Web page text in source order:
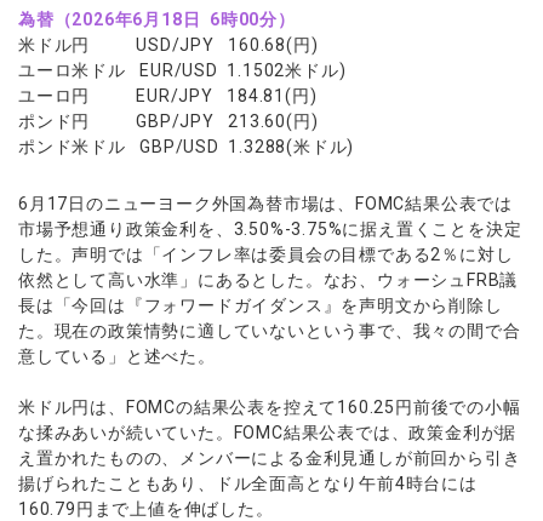
現物株式
ETF
株式CFD
株価指数CFD
エネルギーCFD
貴金属CFD
ソフトコモディティCFD
NEW
バトルCFD
ゼロカットとロスカット
スワップとロールオーバー
入出金方法
レバレッジ
NEW
約定率
取引時間
取引計算シミュレーター
注文執行ポリシー
経済指標・予測カレンダー
休眠口座と凍結口座
口座タイプ
法人のお客様
ゼロ口座
NEW
デモ口座
口座開設フォーム
必要書類
開設方法
プラットフォーム
MT5
MT4
cTrader
AXIORYポータル
ツール
MT4/MT5 ヒストリカルデータ
EA(エキスパートアドバイザー)
カスタムインジケーター
ストライク インジケータ
MQLシグナル
NEW
通貨インデックス
パートナー
パートナーシップ・プログラム
イントロデュース・パートナープログラム（IP）
ニュース
ニュースリリース
マーケットニュース
コーポレートニュース
キャンペーン
トレードガイド
NEW
会社概要
会社概要
役員紹介
お問合せ
よくあるご質問
日本語
عربى
English
Русский
ไทย
Tiếng Việt
口座開設する
デモ口座を開設する
為替（2026年6月18日 6時00分）
米ドル円 USD/JPY 160.68(円)
ユーロ米ドル EUR/USD 1.1502米ドル)
ユーロ円 EUR/JPY 184.81(円)
ポンド円 GBP/JPY 213.60(円)
ポンド米ドル GBP/USD 1.3288(米ドル)
6月17日のニューヨーク外国為替市場は、FOMC結果公表では
市場予想通り政策金利を、3.50%-3.75%に据え置くことを決定
した。声明では「インフレ率は委員会の目標である2％に対し
依然として高い水準」にあるとした。なお、ウォーシュFRB議
長は「今回は『フォワードガイダンス』を声明文から削除し
た。現在の政策情勢に適していないという事で、我々の間で合
意している」と述べた。
米ドル円は、FOMCの結果公表を控えて160.25円前後での小幅
な揉みあいが続いていた。FOMC結果公表では、政策金利が据
え置かれたものの、メンバーによる金利見通しが前回から引き
揚げられたこともあり、ドル全面高となり午前4時台には
160.79円まで上値を伸ばした。